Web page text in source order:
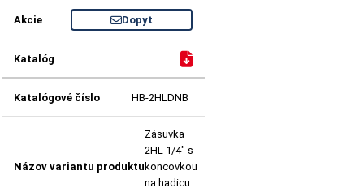
Dopyt
HB-2HLDNB
Zásuvka
2HL 1/4" s
koncovkou
na hadicu